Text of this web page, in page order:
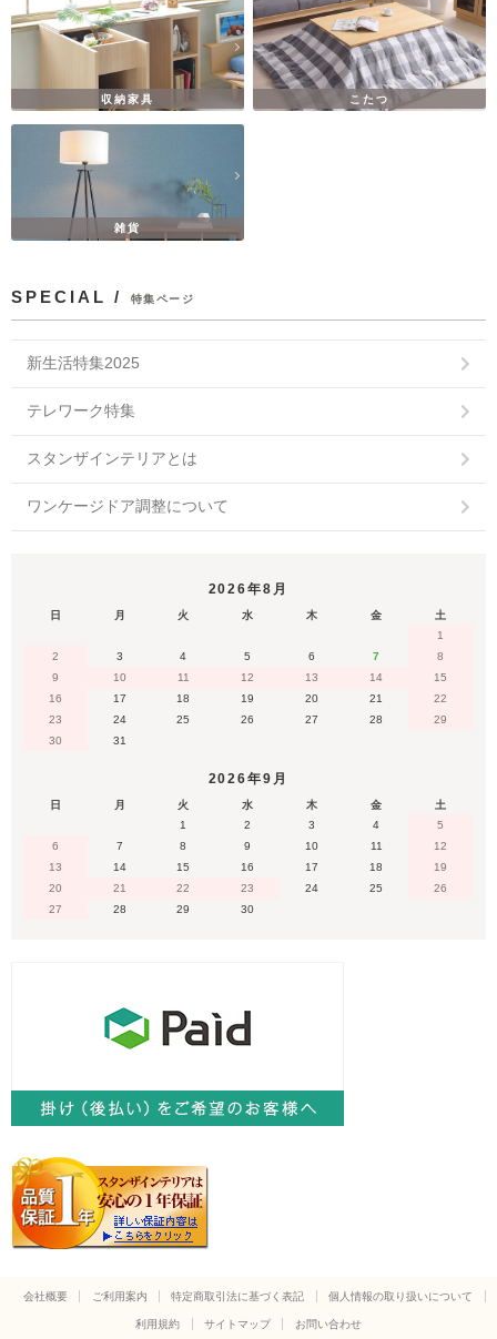
収納家具 こたつ
雑貨
SPECIAL / 特集ページ
新生活特集2025
テレワーク特集
スタンザインテリアとは
ワンケージドア調整について
2026年8月
日 月 火 水 木 金
土
1
2
3 4 5 6 7
8
9
10 11 12 13 14
15
16
17 18 19 20 21
22
23
24 25 26 27 28
29
30
31
2026年9月
日 月 火 水 木 金
土
1
2 3 4
5
6
7 8 9 10 11
12
13
14 15 16 17 18
19
20
21 22 23 24 25
26
27
28 29 30
会社概要 ご利用案内 特定商取引法に基づく表記 個人情報の取り扱いについて
利用規約 サイトマップ お問い合わせ